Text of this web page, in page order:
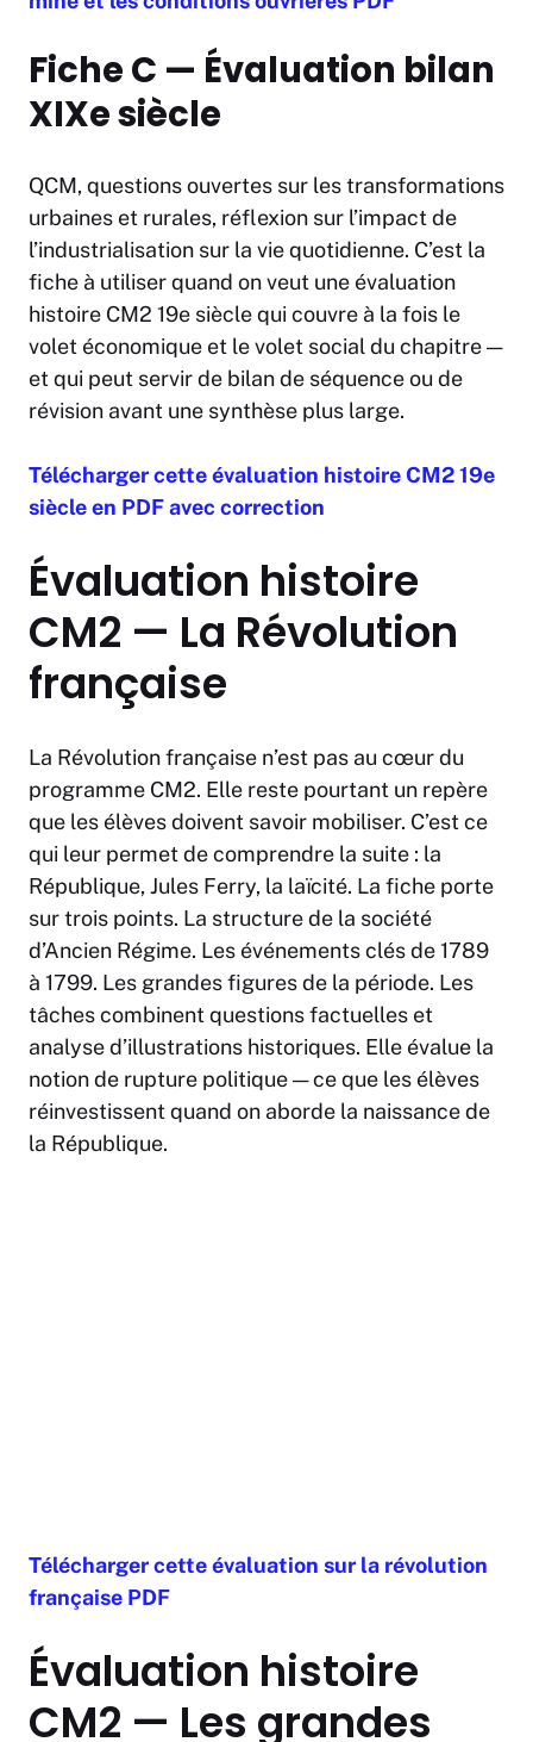
Fiche C — Évaluation bilan
XIXe siècle
QCM, questions ouvertes sur les transformations
urbaines et rurales, réflexion sur l’impact de
l’industrialisation sur la vie quotidienne. C’est la
fiche à utiliser quand on veut une évaluation
histoire CM2 19e siècle qui couvre à la fois le
volet économique et le volet social du chapitre —
et qui peut servir de bilan de séquence ou de
révision avant une synthèse plus large.
Télécharger cette évaluation histoire CM2 19e
siècle en PDF avec correction
Évaluation histoire
CM2 — La Révolution
française
La Révolution française n’est pas au cœur du
programme CM2. Elle reste pourtant un repère
que les élèves doivent savoir mobiliser. C’est ce
qui leur permet de comprendre la suite : la
République, Jules Ferry, la laïcité. La fiche porte
sur trois points. La structure de la société
d’Ancien Régime. Les événements clés de 1789
à 1799. Les grandes figures de la période. Les
tâches combinent questions factuelles et
analyse d’illustrations historiques. Elle évalue la
notion de rupture politique — ce que les élèves
réinvestissent quand on aborde la naissance de
la République.
Télécharger cette évaluation sur la révolution
française PDF
Évaluation histoire
CM2 — Les grandes